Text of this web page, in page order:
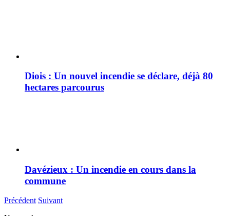
Diois : Un nouvel incendie se déclare, déjà 80
hectares parcourus
Davézieux : Un incendie en cours dans la
commune
Précédent Suivant